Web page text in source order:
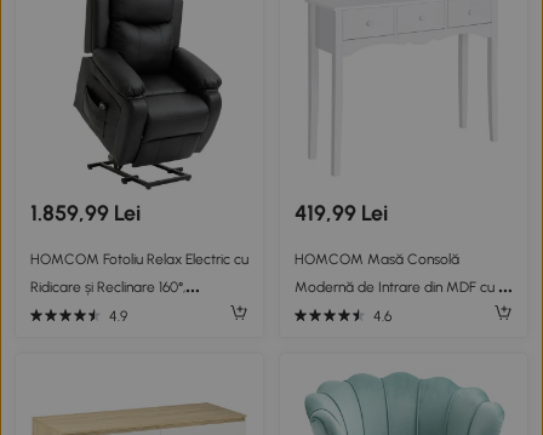
1.859,99 Lei
HOMCOM Fotoliu Relax Electric cu
Ridicare și Reclinare 160°,
Telecomandă, 76x90x105 cm,
4.9
419,99 Lei
HOMCOM Masă Consolă
Modernă de Intrare din MDF cu 3
Sertare, 100x32x85 cm, Alb
4.6